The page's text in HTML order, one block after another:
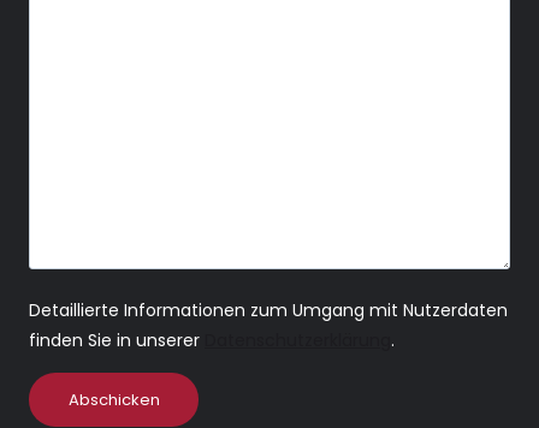
Detaillierte Informationen zum Umgang mit Nutzerdaten
finden Sie in unserer
.